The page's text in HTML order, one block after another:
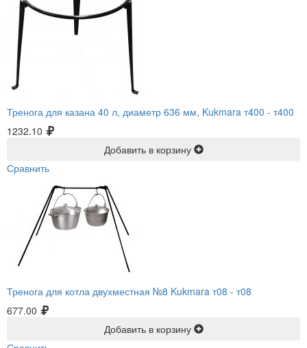
Тренога для казана 40 л, диаметр 636 мм, Kukmara т400 - т400
1232.10
Добавить в корзину
Сравнить
Тренога для котла двухместная №8 Kukmara т08 - т08
677.00
Добавить в корзину